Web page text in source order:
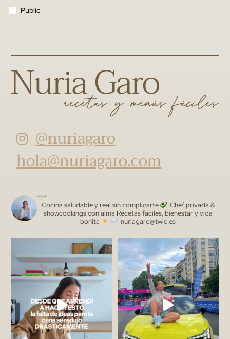
Public
@nuriagaro
hola@nuriagaro.com
nuriagaro
Cocina saludable y real sin complicarte
Chef privada &
showcookings con alma Recetas fáciles, bienestar y vida
bonita
nuriagaro@twic.es